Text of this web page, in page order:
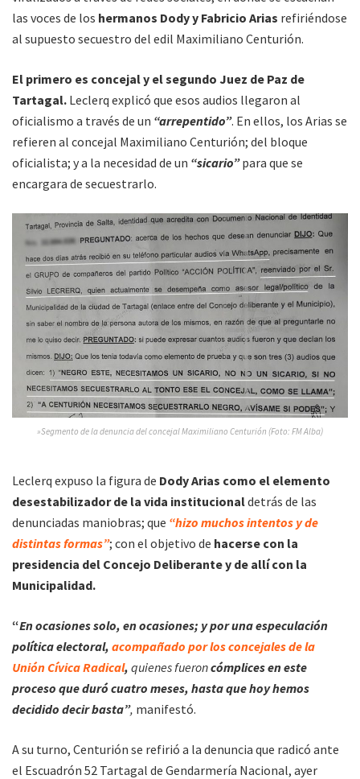
las voces de los hermanos Dody y Fabricio Arias refiriéndose
al supuesto secuestro del edil Maximiliano Centurión.
El primero es concejal y el segundo Juez de Paz de
Tartagal. Leclerq explicó que esos audios llegaron al
oficialismo a través de un “arrepentido”. En ellos, los Arias se
refieren al concejal Maximiliano Centurión; del bloque
oficialista; y a la necesidad de un “sicario”para que se
encargara de secuestrarlo.
»Segmento de la denuncia del concejal Maximiliano Centurión (Foto: FM Alba)
Leclerq expuso la figura de Dody Arias como el elemento
desestabilizador de la vida institucionaldetrás de las
denunciadas maniobras; que “hizo muchos intentos y de
distintas formas”; con el objetivo de hacerse con la
presidencia del Concejo Deliberante y de allí con la
Municipalidad.
“En ocasiones solo, en ocasiones; y por una especulación
política electoral, acompañado por los concejales de la
Unión Cívica Radical, quienes fueroncómplices en este
proceso que duró cuatro meses, hasta que hoy hemos
decidido decir basta”, manifestó.
A su turno, Centurión se refirió a la denuncia que radicó ante
el Escuadrón 52 Tartagal de Gendarmería Nacional, ayer